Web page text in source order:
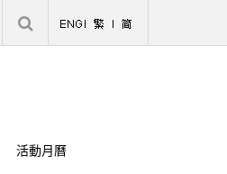
登入
活動月曆